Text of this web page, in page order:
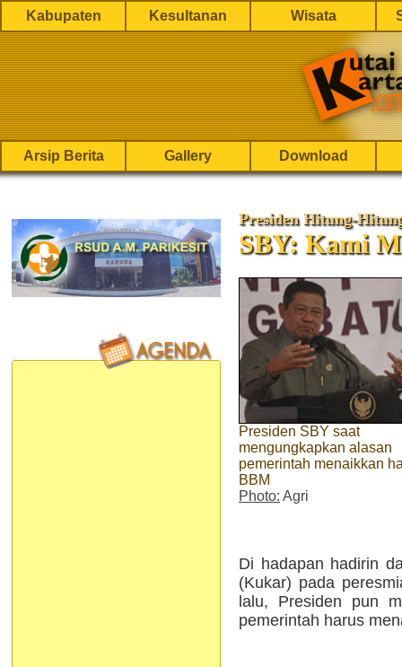
Kabupaten Kesultanan Wisata
Arsip Berita Gallery Download
Presiden Hitung-
SBY: Kami
Presiden SBY saat
mengungkapkan alasan
pemerintah menaikkan
BBM
Photo: Agri
Di hadapan hadirin
(Kukar) pada
lalu, Presiden pun
pemerintah harus